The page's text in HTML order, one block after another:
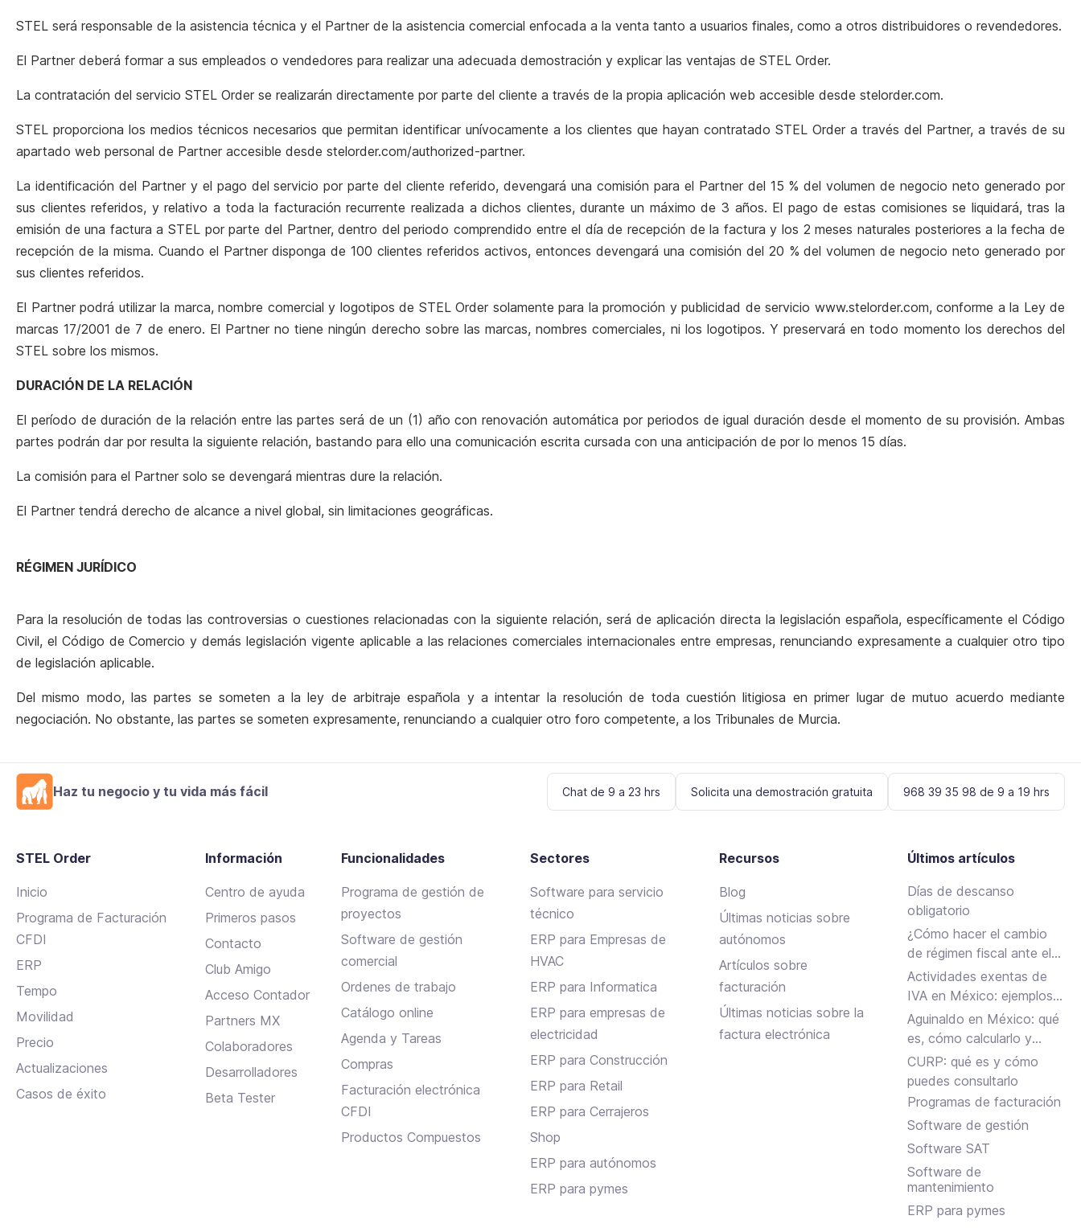
STEL será responsable de la asistencia técnica y el Partner de la asistencia comercial enfocada a la venta tanto a usuarios finales, como a otros distribuidores o revendedores.
El Partner deberá formar a sus empleados o vendedores para realizar una adecuada demostración y explicar las ventajas de STEL Order.
La contratación del servicio STEL Order se realizarán directamente por parte del cliente a través de la propia aplicación web accesible desde stelorder.com.
STEL proporciona los medios técnicos necesarios que permitan identificar unívocamente a los clientes que hayan contratado STEL Order a través del Partner, a través de su
apartado web personal de Partner accesible desde stelorder.com/authorized-partner.
La identificación del Partner y el pago del servicio por parte del cliente referido, devengará una comisión para el Partner del 15 % del volumen de negocio neto generado por
sus clientes referidos, y relativo a toda la facturación recurrente realizada a dichos clientes, durante un máximo de 3 años. El pago de estas comisiones se liquidará, tras la
emisión de una factura a STEL por parte del Partner, dentro del periodo comprendido entre el día de recepción de la factura y los 2 meses naturales posteriores a la fecha de
recepción de la misma. Cuando el Partner disponga de 100 clientes referidos activos, entonces devengará una comisión del 20 % del volumen de negocio neto generado por
sus clientes referidos.
El Partner podrá utilizar la marca, nombre comercial y logotipos de STEL Order solamente para la promoción y publicidad de servicio www.stelorder.com, conforme a la Ley de
marcas 17/2001 de 7 de enero. El Partner no tiene ningún derecho sobre las marcas, nombres comerciales, ni los logotipos. Y preservará en todo momento los derechos del
STEL sobre los mismos.
DURACIÓN DE LA RELACIÓN
El período de duración de la relación entre las partes será de un (1) año con renovación automática por periodos de igual duración desde el momento de su provisión. Ambas
partes podrán dar por resulta la siguiente relación, bastando para ello una comunicación escrita cursada con una anticipación de por lo menos 15 días.
La comisión para el Partner solo se devengará mientras dure la relación.
El Partner tendrá derecho de alcance a nivel global, sin limitaciones geográficas.
RÉGIMEN JURÍDICO
Para la resolución de todas las controversias o cuestiones relacionadas con la siguiente relación, será de aplicación directa la legislación española, específicamente el Código
Civil, el Código de Comercio y demás legislación vigente aplicable a las relaciones comerciales internacionales entre empresas, renunciando expresamente a cualquier otro tipo
de legislación aplicable.
Del mismo modo, las partes se someten a la ley de arbitraje española y a intentar la resolución de toda cuestión litigiosa en primer lugar de mutuo acuerdo mediante
negociación. No obstante, las partes se someten expresamente, renunciando a cualquier otro foro competente, a los Tribunales de Murcia.
Haz tu negocio y tu vida más fácil Chat de 9 a 23 hrs Solicita una demostración gratuita 968 39 35 98 de 9 a 19 hrs
STEL Order
Inicio
Programa de Facturación
CFDI
ERP
Tempo
Movilidad
Precio
Actualizaciones
Casos de éxito
Información
Centro de ayuda
Primeros pasos
Contacto
Club Amigo
Acceso Contador
Partners MX
Colaboradores
Desarrolladores
Beta Tester
Funcionalidades
Programa de gestión de
proyectos
Software de gestión
comercial
Ordenes de trabajo
Catálogo online
Agenda y Tareas
Compras
Facturación electrónica
CFDI
Productos Compuestos
Sectores
Software para servicio
técnico
ERP para Empresas de
HVAC
ERP para Informatica
ERP para empresas de
electricidad
ERP para Construcción
ERP para Retail
ERP para Cerrajeros
Shop
ERP para autónomos
ERP para pymes
Recursos
Blog
Últimas noticias sobre
autónomos
Artículos sobre
facturación
Últimas noticias sobre la
factura electrónica
Últimos artículos
Días de descanso
obligatorio
¿Cómo hacer el cambio
de régimen fiscal ante el
SAT en México?
Actividades exentas de
IVA en México: ejemplos y
reglas clave
Aguinaldo en México: qué
es, cómo calcularlo y
cuándo se paga
CURP: qué es y cómo
puedes consultarlo
Programas de facturación
Software de gestión
Software SAT
Software de
mantenimiento
ERP para pymes